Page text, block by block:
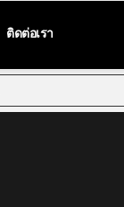
ติดต่อเรา